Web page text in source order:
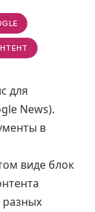
для
News).
в
виде блок
разных